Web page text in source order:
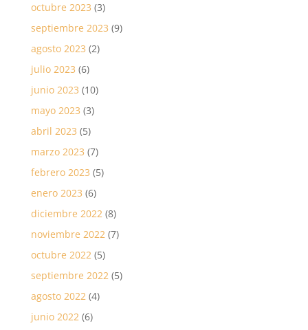
octubre 2023 (3)
septiembre 2023 (9)
agosto 2023 (2)
julio 2023 (6)
junio 2023 (10)
mayo 2023 (3)
abril 2023 (5)
marzo 2023 (7)
febrero 2023 (5)
enero 2023 (6)
diciembre 2022(8)
noviembre 2022(7)
octubre 2022(5)
septiembre 2022(5)
agosto 2022(4)
junio 2022(6)